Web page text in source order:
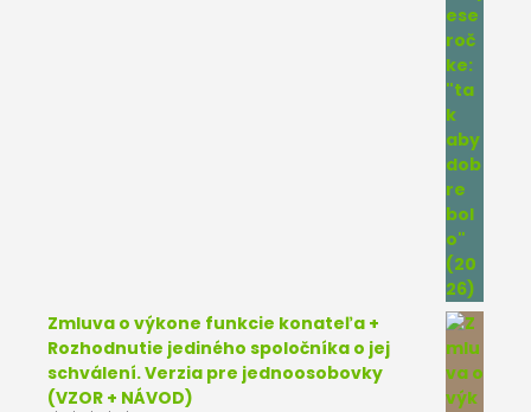
Zmluva o výkone funkcie konateľa +
Rozhodnutie jediného spoločníka o jej
schválení. Verzia pre jednoosobovky
(VZOR + NÁVOD)